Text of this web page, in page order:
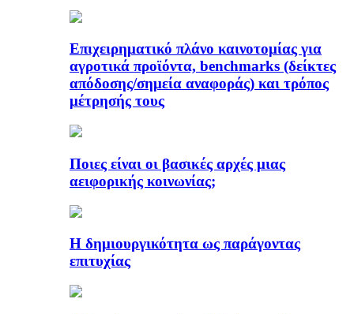
Επιχειρηματικό πλάνο καινοτομίας για
αγροτικά προϊόντα, benchmarks (δείκτες
απόδοσης/σημεία αναφοράς) και τρόπος
μέτρησής τους
Ποιες είναι οι βασικές αρχές μιας
αειφορικής κοινωνίας;
Η δημιουργικότητα ως παράγοντας
επιτυχίας